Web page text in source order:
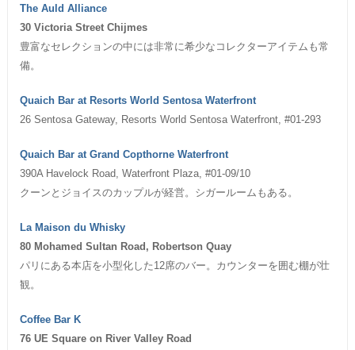
The Auld Alliance
30 Victoria Street Chijmes
豊富なセレクションの中には非常に希少なコレクターアイテムも常
備。
Quaich Bar at Resorts World Sentosa Waterfront
26 Sentosa Gateway, Resorts World Sentosa Waterfront, #01-293
Quaich Bar at Grand Copthorne Waterfront
390A Havelock Road, Waterfront Plaza, #01-09/10
クーンとジョイスのカップルが経営。シガールームもある。
La Maison du Whisky
80 Mohamed Sultan Road, Robertson Quay
パリにある本店を小型化した12席のバー。カウンターを囲む棚が壮
観。
Coffee Bar K
76 UE Square on River Valley Road